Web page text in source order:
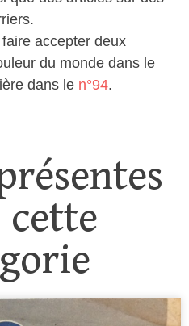
accepter deux
du monde dans le
dans le n°94.
cette